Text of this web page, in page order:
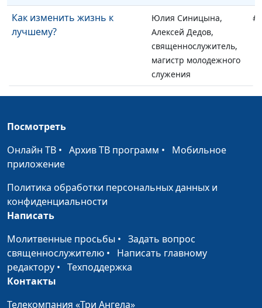
Как изменить жизнь к
лучшему?
Юлия Синицына,
Алексей Дедов,
священнослужитель,
магистр молодежного
служения
Второй шанс царя Езекии
Юлия Синицына,
служения
болезни?
Алексей Дедов,
служения
Когда Бог отвечает?
Юлия Синицына,
Посмотреть
Онлайн ТВ • Архив ТВ программ • Мобильное
приложение
Политика обработки персональных данных и
конфиденциальности
Написать
Молитвенные просьбы • Задать вопрос
священнослужителю • Написать главному
редактору • Техподдержка
Контакты
Телекомпания «Три Ангела»